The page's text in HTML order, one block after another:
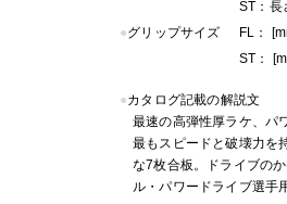
ST：長
●グリップサイズ
FL：
ST：
●カタログ記載の解説文
最速の高弾性厚ラケ、パ
最もスピードと破壊力を
な7枚合板。ドライブの
ル・パワードライブ選手